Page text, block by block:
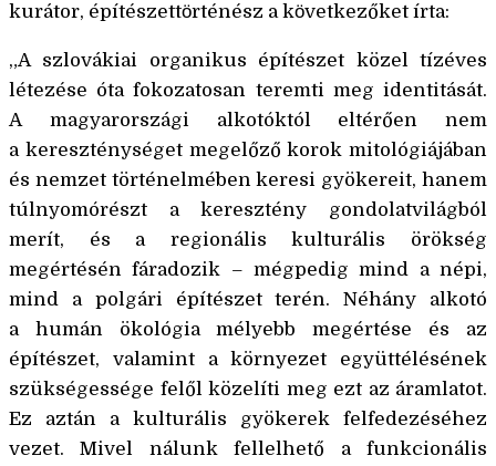
kurátor, építészettӧrténész a kӧvetkezőket írta:
„A szlovákiai organikus építészet közel tízéves
létezése óta fokozatosan teremti meg identitását.
A magyarországi alkotóktól eltérően nem
a kereszténységet megelőző korok mitológiájában
és nemzet történelmében keresi gyökereit, hanem
túlnyomórészt a keresztény gondolatvilágból
merít, és a regionális kulturális örökség
megértésén fáradozik – mégpedig mind a népi,
mind a polgári építészet terén. Néhány alkotó
a humán ökológia mélyebb megértése és az
építészet, valamint a környezet együttélésének
szükségessége felől közelíti meg ezt az áramlatot.
Ez aztán a kulturális gyökerek felfedezéséhez
vezet. Mivel nálunk fellelhető a funkcionális